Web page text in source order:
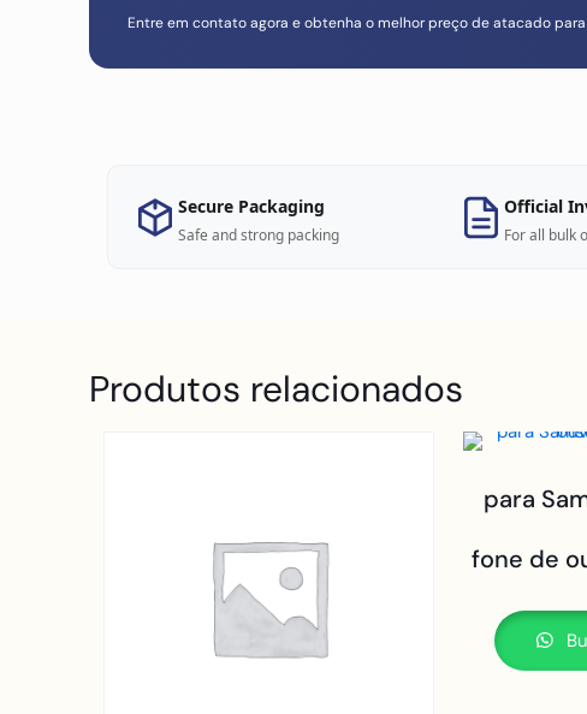
Entre em contato agora e obtenha o melhor preço de atacado
Secure Packaging
Safe and strong packing
Official
For all bulk
Produtos relacionados
para
fone de